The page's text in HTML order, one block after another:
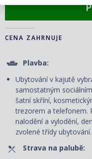
CENA ZAHRNUJE
Plavba:
Ubytování v kajutě
samostatným
šatní skříní,
trezorem a telefonem.
nalodění a vylodění,
zvolené třídy ubytování.
Strava na palubě: